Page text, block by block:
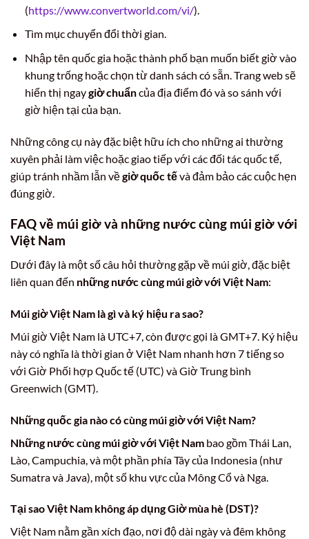
(https://www.convertworld.com/vi/).
Tìm mục chuyển đổi thời gian.
Nhập tên quốc gia hoặc thành phố bạn muốn biết giờ vào
khung trống hoặc chọn từ danh sách có sẵn. Trang web sẽ
hiển thị ngaygiờ chuẩncủa địa điểm đó và so sánh với
giờ hiện tại của bạn.
Những công cụ này đặc biệt hữu ích cho những ai thường
xuyên phải làm việc hoặc giao tiếp với các đối tác quốc tế,
giúp tránh nhầm lẫn vềgiờ quốc tếvà đảm bảo các cuộc hẹn
đúng giờ.
FAQ về múi giờ và những nước cùng múi giờ với
Việt Nam
Dưới đây là một số câu hỏi thường gặp về múi giờ, đặc biệt
liên quan đến những nước cùng múi giờ với Việt Nam:
Múi giờ Việt Nam là gì và ký hiệu ra sao?
Múi giờ Việt Nam là UTC+7, còn được gọi là GMT+7. Ký hiệu
này có nghĩa là thời gian ở Việt Nam nhanh hơn 7 tiếng so
với Giờ Phối hợp Quốc tế (UTC) và Giờ Trung bình
Greenwich (GMT).
Những quốc gia nào có cùng múi giờ với Việt Nam?
Những nước cùng múi giờ với Việt Nam bao gồm Thái Lan,
Lào, Campuchia, và một phần phía Tây của Indonesia (như
Sumatra và Java), một số khu vực của Mông Cổ và Nga.
Tại sao Việt Nam không áp dụng Giờ mùa hè (DST)?
Việt Nam nằm gần xích đạo, nơi độ dài ngày và đêm không